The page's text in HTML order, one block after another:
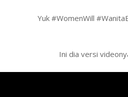
Yuk #WomenWill
Ini dia versi